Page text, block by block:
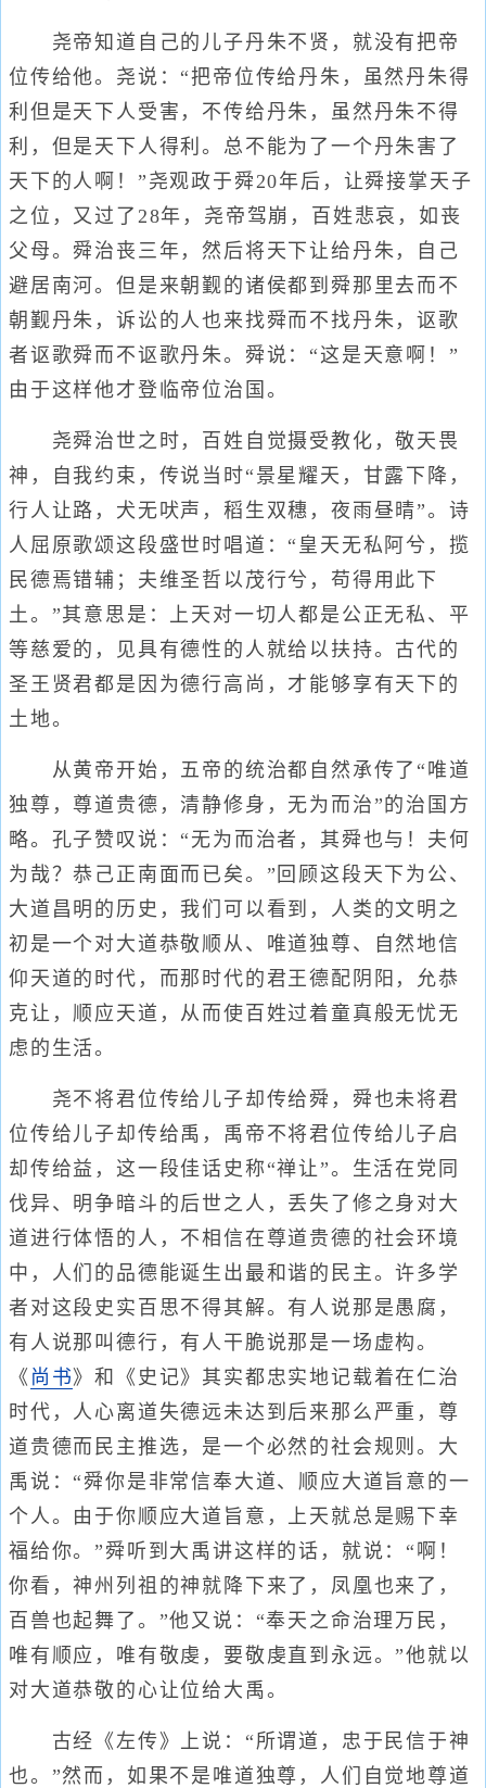
尧帝知道自己的儿子丹朱不贤，就没有把帝
位传给他。尧说：“把帝位传给丹朱，虽然丹朱得
利但是天下人受害，不传给丹朱，虽然丹朱不得
利，但是天下人得利。总不能为了一个丹朱害了
天下的人啊！”尧观政于舜20年后，让舜接掌天子
之位，又过了28年，尧帝驾崩，百姓悲哀，如丧
父母。舜治丧三年，然后将天下让给丹朱，自己
避居南河。但是来朝觐的诸侯都到舜那里去而不
朝觐丹朱，诉讼的人也来找舜而不找丹朱，讴歌
者讴歌舜而不讴歌丹朱。舜说：“这是天意啊！”
由于这样他才登临帝位治国。
尧舜治世之时，百姓自觉摄受教化，敬天畏
神，自我约束，传说当时“景星耀天，甘露下降，
行人让路，犬无吠声，稻生双穗，夜雨昼晴”。诗
人屈原歌颂这段盛世时唱道：“皇天无私阿兮，揽
民德焉错辅；夫维圣哲以茂行兮，苟得用此下
土。”其意思是：上天对一切人都是公正无私、平
等慈爱的，见具有德性的人就给以扶持。古代的
圣王贤君都是因为德行高尚，才能够享有天下的
土地。
从黄帝开始，五帝的统治都自然承传了“唯道
独尊，尊道贵德，清静修身，无为而治”的治国方
略。孔子赞叹说：“无为而治者，其舜也与！夫何
为哉？恭己正南面而已矣。”回顾这段天下为公、
大道昌明的历史，我们可以看到，人类的文明之
初是一个对大道恭敬顺从、唯道独尊、自然地信
仰天道的时代，而那时代的君王德配阴阳，允恭
克让，顺应天道，从而使百姓过着童真般无忧无
虑的生活。
尧不将君位传给儿子却传给舜，舜也未将君
位传给儿子却传给禹，禹帝不将君位传给儿子启
却传给益，这一段佳话史称“禅让”。生活在党同
伐异、明争暗斗的后世之人，丢失了修之身对大
道进行体悟的人，不相信在尊道贵德的社会环境
中，人们的品德能诞生出最和谐的民主。许多学
者对这段史实百思不得其解。有人说那是愚腐，
有人说那叫德行，有人干脆说那是一场虚构。
《 尚书》和《史记》其实都忠实地记载着在仁治
时代，人心离道失德远未达到后来那么严重，尊
道贵德而民主推选，是一个必然的社会规则。大
禹说：“舜你是非常信奉大道、顺应大道旨意的一
个人。由于你顺应大道旨意，上天就总是赐下幸
福给你。”舜听到大禹讲这样的话，就说：“啊！
你看，神州列祖的神就降下来了，凤凰也来了，
百兽也起舞了。”他又说：“奉天之命治理万民，
唯有顺应，唯有敬虔，要敬虔直到永远。”他就以
对大道恭敬的心让位给大禹。
古经《左传》上说：“所谓道，忠于民信于神
也。”然而，如果不是唯道独尊，人们自觉地尊道